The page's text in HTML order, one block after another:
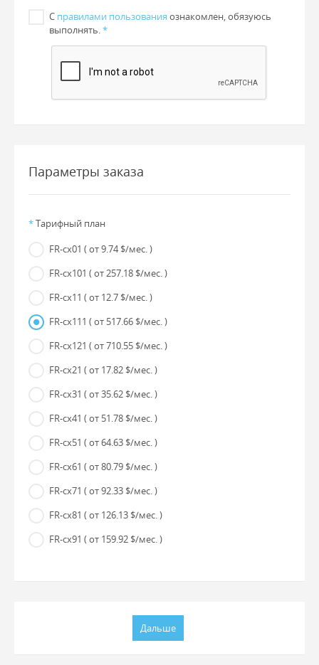
С правилами пользования ознакомлен, обязуюсь
выполнять.*
Параметры заказа
*Тарифный план
FR-cx01 ( от 9.74 $/мес. )
FR-cx101 ( от 257.18 $/мес. )
FR-cx11 ( от 12.7 $/мес. )
FR-cx111 ( от 517.66 $/мес. )
FR-cx121 ( от 710.55 $/мес. )
FR-cx21 ( от 17.82 $/мес. )
FR-cx31 ( от 35.62 $/мес. )
FR-cx41 ( от 51.78 $/мес. )
FR-cx51 ( от 64.63 $/мес. )
FR-cx61 ( от 80.79 $/мес. )
FR-cx71 ( от 92.33 $/мес. )
FR-cx81 ( от 126.13 $/мес. )
FR-cx91 ( от 159.92 $/мес. )